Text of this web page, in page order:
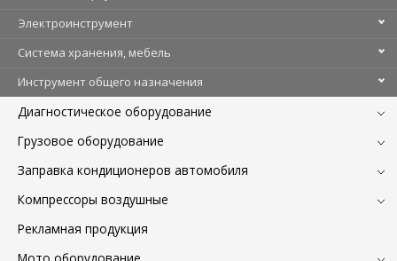
Электроинструмент
Система хранения, мебель
Инструмент общего назначения
Диагностическое оборудование
Грузовое оборудование
Заправка кондиционеров автомобиля
Компрессоры воздушные
Рекламная продукция